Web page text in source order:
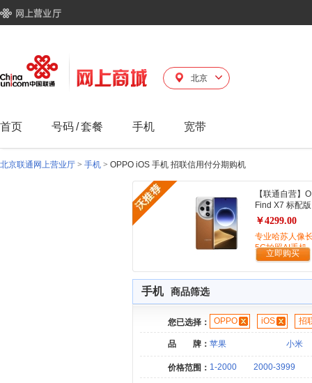
北京
首页 号码/套餐 手机 宽带
北京联通网上营业厅 > 手机 > OPPO iOS 手机 招联信用付分期购机
【联通自营】
Find X7 标配版
￥4299.00
专业哈苏人像
5G拍照AI手机
立即购买
手机 商品筛选
您已选择： OPPO iOS 招
品 牌： 苹果 小米
价格范围： 1-2000 2000-3999